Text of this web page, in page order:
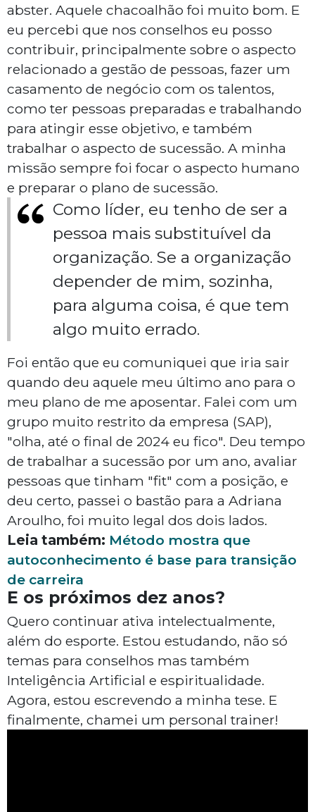
abster. Aquele chacoalhão foi muito bom. E
eu percebi que nos conselhos eu posso
contribuir, principalmente sobre o aspecto
relacionado a gestão de pessoas, fazer um
casamento de negócio com os talentos,
como ter pessoas preparadas e trabalhando
para atingir esse objetivo, e também
trabalhar o aspecto de sucessão. A minha
missão sempre foi focar o aspecto humano
e preparar o plano de sucessão.
Como líder, eu tenho de ser a
pessoa mais substituível da
organização. Se a organização
depender de mim, sozinha,
para alguma coisa, é que tem
algo muito errado.
Foi então que eu comuniquei que iria sair
quando deu aquele meu último ano para o
meu plano de me aposentar. Falei com um
grupo muito restrito da empresa (SAP),
"olha, até o final de 2024 eu fico". Deu tempo
de trabalhar a sucessão por um ano, avaliar
pessoas que tinham "fit" com a posição, e
deu certo, passei o bastão para a Adriana
Aroulho, foi muito legal dos dois lados.
Leia também: Método mostra que
autoconhecimento é base para transição
de carreira
E os próximos dez anos?
Quero continuar ativa intelectualmente,
além do esporte. Estou estudando, não só
temas para conselhos mas também
Inteligência Artificial e espiritualidade.
Agora, estou escrevendo a minha tese. E
finalmente, chamei um personal trainer!